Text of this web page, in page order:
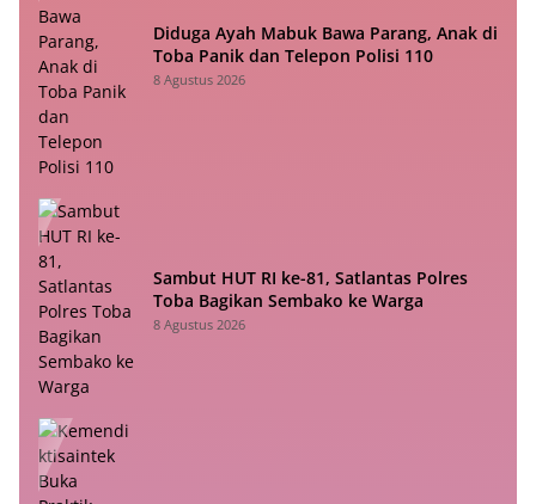
Diduga Ayah Mabuk Bawa Parang, Anak di
Toba Panik dan Telepon Polisi 110
8 Agustus 2026
Sambut HUT RI ke-81, Satlantas Polres
Toba Bagikan Sembako ke Warga
8 Agustus 2026